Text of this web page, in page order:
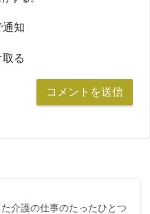
通知
る
介護の仕事のたったひとつ